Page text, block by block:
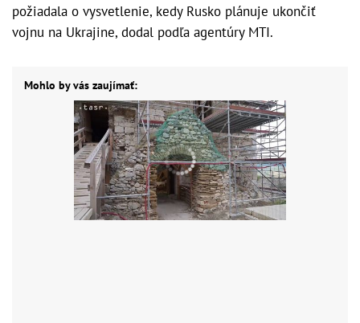
požiadala o vysvetlenie, kedy Rusko plánuje ukončiť
vojnu na Ukrajine, dodal podľa agentúry MTI.
Mohlo by vás zaujímať: